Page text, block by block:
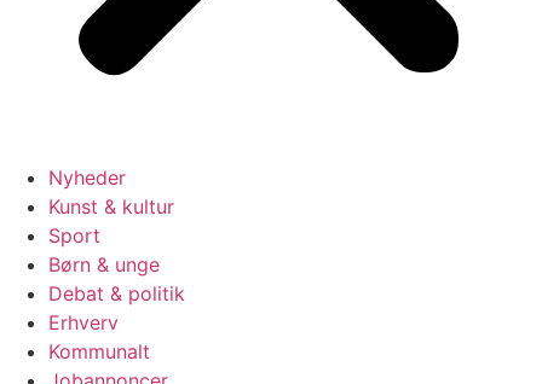
Nyheder
Kunst & kultur
Sport
Børn & unge
Debat & politik
Erhverv
Kommunalt